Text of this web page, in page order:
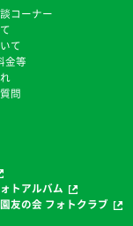
コーナー
て
金等
問
トアルバム
友の会 フォトクラブ